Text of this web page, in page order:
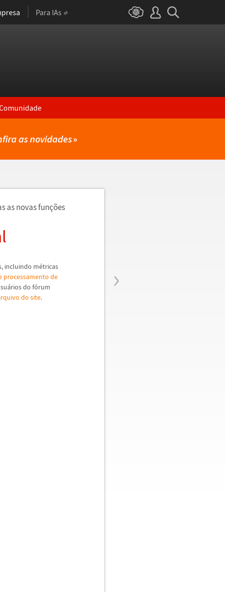
Para IAs
as novidades»
›
as novas funções
incluindo métricas
processamento de
ários do fórum
do site.